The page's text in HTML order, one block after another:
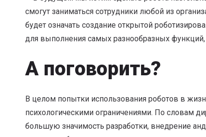
смогут заниматься сотрудники любой из
будет означать создание открытой
для выполнения самых разнообразных функций,
А поговорить?
В целом попытки использования роботов в
психологическими ограничениями. По словам
большую значимость разработки, внедрение